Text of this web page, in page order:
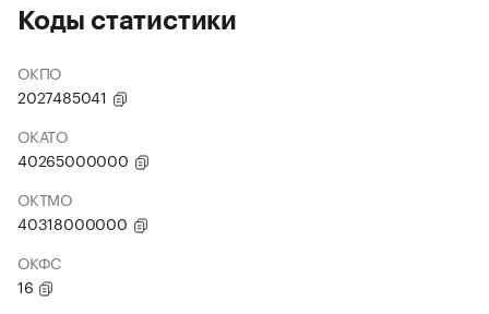
Коды статистики
ОКПО
2027485041
ОКАТО
40265000000
ОКТМО
40318000000
ОКФС
16